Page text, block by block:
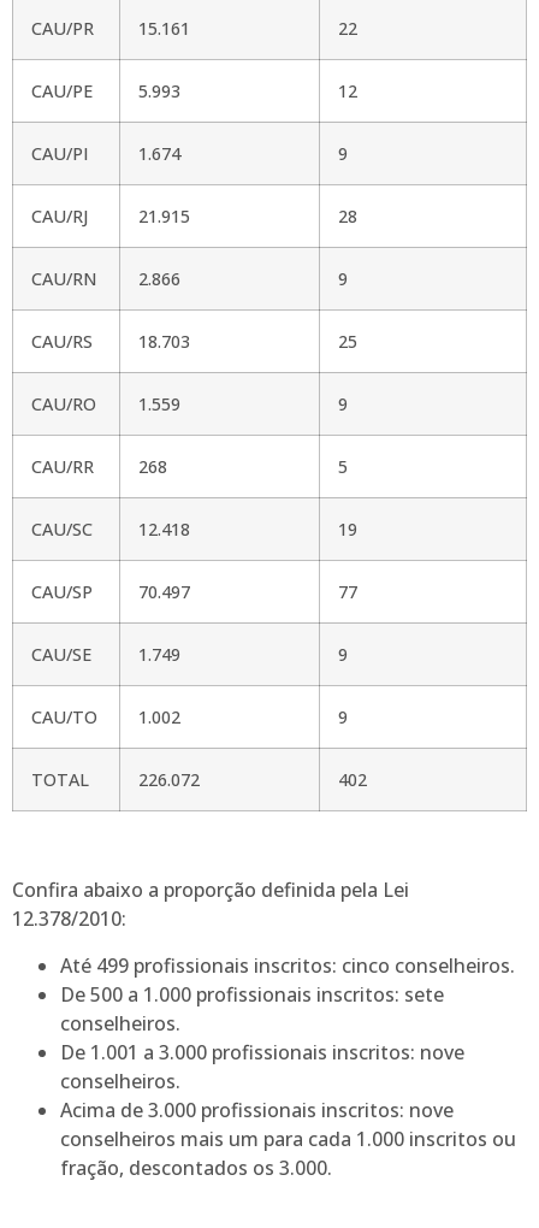
CAU/PR 15.161 22
CAU/PE 5.993 12
CAU/PI 1.674 9
CAU/RJ 21.915 28
CAU/RN 2.866 9
CAU/RS 18.703 25
CAU/RO 1.559 9
CAU/RR 268 5
CAU/SC 12.418 19
CAU/SP 70.497 77
CAU/SE 1.749 9
CAU/TO 1.002 9
TOTAL 226.072 402
Confira abaixo a proporção definida pela Lei
12.378/2010:
Até 499 profissionais inscritos: cinco conselheiros.
De 500 a 1.000 profissionais inscritos: sete
conselheiros.
De 1.001 a 3.000 profissionais inscritos: nove
conselheiros.
Acima de 3.000 profissionais inscritos: nove
conselheiros mais um para cada 1.000 inscritos ou
fração, descontados os 3.000.